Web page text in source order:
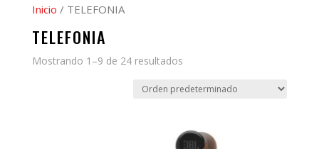
Inicio / TELEFONIA
TELEFONIA
Mostrando 1–9 de 24 resultados